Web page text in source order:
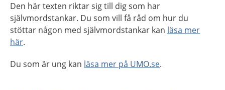
Den här texten riktar sig till dig som har
självmordstankar. Du som vill få råd om hur du
stöttar någon med självmordstankar kan läsa mer
här.
Du som är ung kan läsa mer på UMO.se.